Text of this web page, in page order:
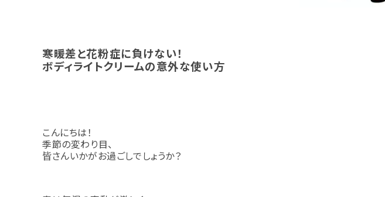
寒暖差と花粉症に負けない！
ボディライトクリームの意外な使い方
こんにちは！
季節の変わり目、
皆さんいかがお過ごしでしょうか？